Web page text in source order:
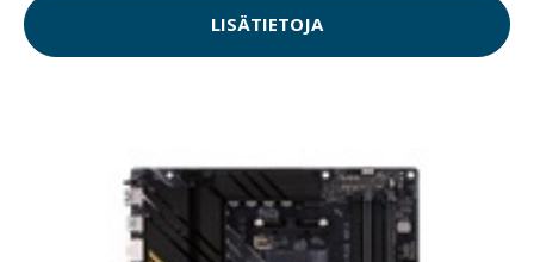
LISÄTIETOJA